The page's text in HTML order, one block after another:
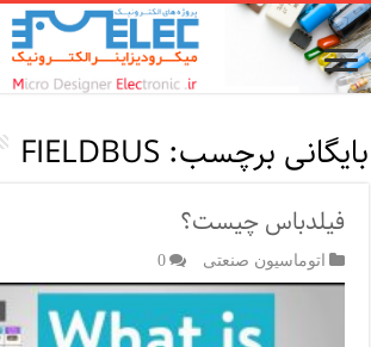
بایگانی برچسب: FIELDBUS
فیلدباس چیست؟
اتوماسیون صنعتی 0